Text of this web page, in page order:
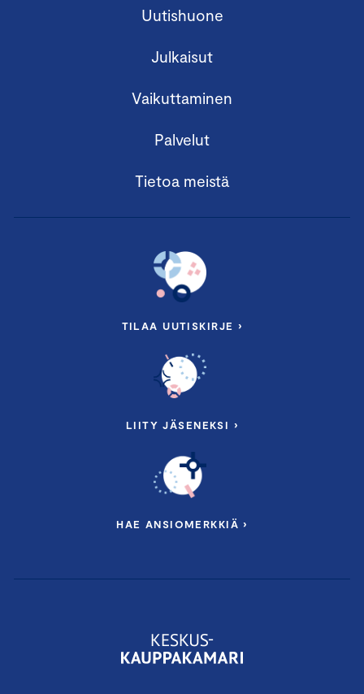
Uutishuone
Julkaisut
Vaikuttaminen
Palvelut
Tietoa meistä
TILAA UUTISKIRJE ›
LIITY JÄSENEKSI ›
HAE ANSIOMERKKIÄ ›